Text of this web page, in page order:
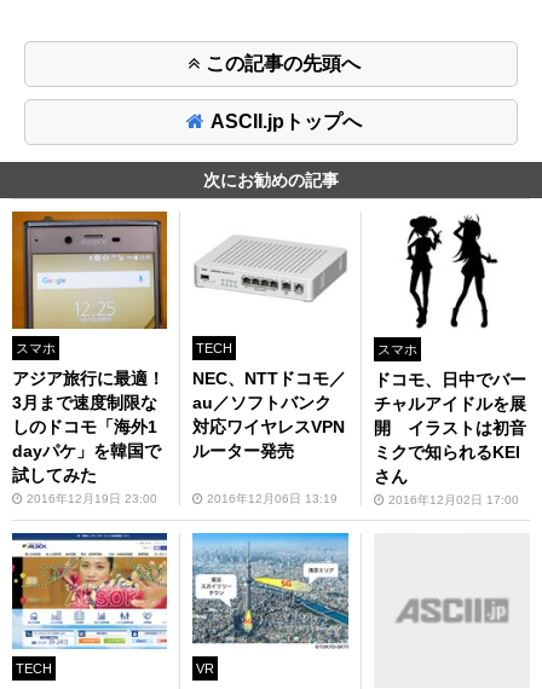
この記事の先頭へ
ASCII.jpトップへ
次にお勧めの記事
スマホ
アジア旅行に最適！
3月まで速度制限な
しのドコモ「海外1
dayパケ」を韓国で
試してみた
2016年12月19日 23:00
TECH
NEC、NTTドコモ／
au／ソフトバンク
対応ワイヤレスVPN
ルーター発売
2016年12月06日 13:19
スマホ
ドコモ、日中でバー
チャルアイドルを展
開 イラストは初音
ミクで知られるKEI
さん
2016年12月02日 17:00
TECH VR